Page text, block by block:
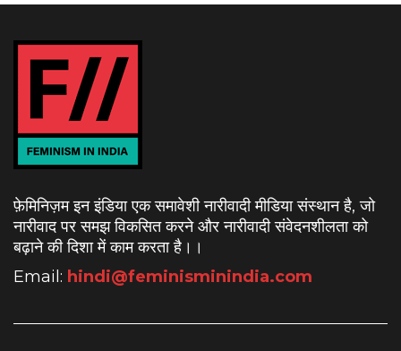
फ़ेमिनिज़म इन इंडिया एक समावेशी नारीवादी मीडिया संस्थान है, जो
नारीवाद पर समझ विकसित करने और नारीवादी संवेदनशीलता को
बढ़ाने की दिशा में काम करता है। ।
Email: hindi@feminisminindia.com